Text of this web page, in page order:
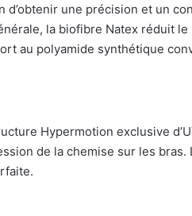
d’obtenir une précision et un
la biofibre Natex réduit le
au polyamide synthétique
Hypermotion exclusive
de la chemise sur les bras.